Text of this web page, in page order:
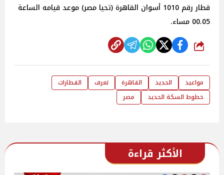
قطار رقم 1010 أسوان القاهرة (تحيا مصر) موعد قيامه الساعة
00.05 مساء.
شارك
مواعيد الحديد القاهرة تعرف
القطارات
خطوط السكة الحديد
مصر
الأكثر قراءة